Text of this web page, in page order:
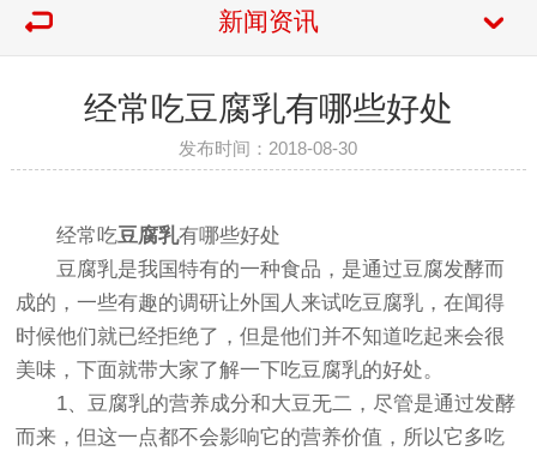
新闻资讯
经常吃豆腐乳有哪些好处
发布时间：2018-08-30
经常吃豆腐乳有哪些好处
豆腐乳是我国特有的一种食品，是通过豆腐发酵而
成的，一些有趣的调研让外国人来试吃豆腐乳，在闻得
时候他们就已经拒绝了，但是他们并不知道吃起来会很
美味，下面就带大家了解一下吃豆腐乳的好处。
1、豆腐乳的营养成分和大豆无二，尽管是通过发酵
而来，但这一点都不会影响它的营养价值，所以它多吃